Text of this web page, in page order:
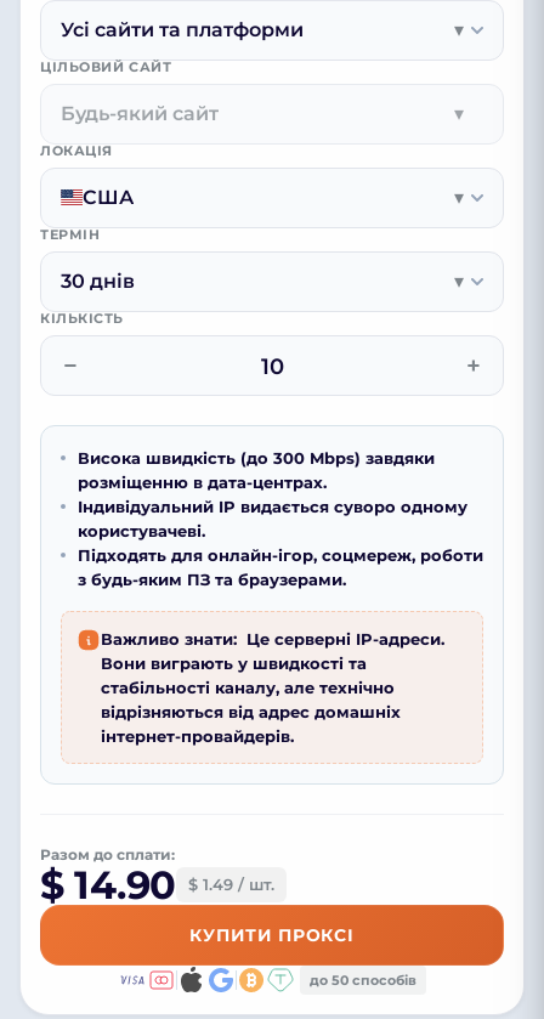
Усі сайти та платформи ▾
ЦІЛЬОВИЙ САЙТ
Будь-який сайт ▾
ЛОКАЦІЯ
США ▾
ТЕРМІН
30 днів ▾
КІЛЬКІСТЬ
− +
Висока швидкість (до 300 Mbps) завдяки
розміщенню в дата-центрах.
Індивідуальний IP видається суворо одному
користувачеві.
Підходять для онлайн-ігор, соцмереж, роботи
з будь-яким ПЗ та браузерами.
Важливо знати: Це серверні IP-адреси.
Вони виграють у швидкості та
стабільності каналу, але технічно
відрізняються від адрес домашніх
інтернет-провайдерів.
Разом до сплати:
$ 14.90 $ 1.49 / шт.
КУПИТИ ПРОКСІ
до 50 способів